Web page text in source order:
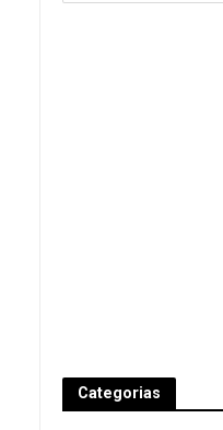
Categorias